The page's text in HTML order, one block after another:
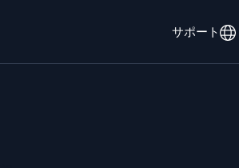
サポート